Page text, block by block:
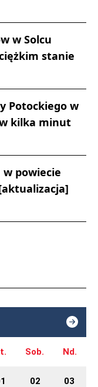
w Solcu
stanie
Potockiego w
w kilka minut
powiecie
Sob. Nd.
02 03